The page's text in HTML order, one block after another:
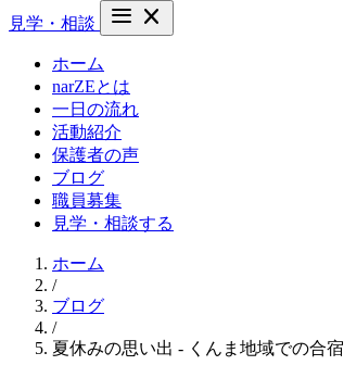
見学・相談 menu close
ホーム
narZEとは
一日の流れ
活動紹介
保護者の声
ブログ
職員募集
見学・相談する
ホーム
/
ブログ
/
夏休みの思い出 - くんま地域での合宿